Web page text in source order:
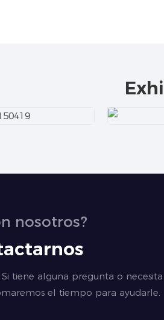
nosotros?
tiene alguna pregunta o necesita
el tiempo para ayudarle.